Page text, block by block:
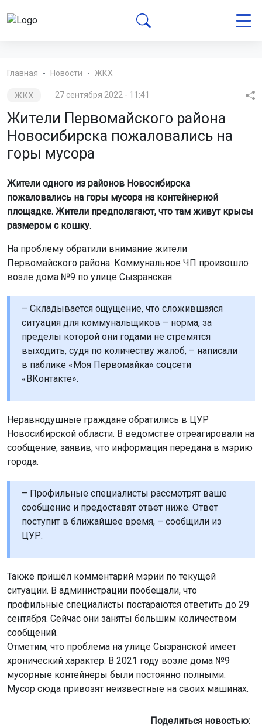
Главная Новости ЖКХ
ЖКХ 27 сентября 2022 - 11:41
Жители Первомайского района
Новосибирска пожаловались на
горы мусора
Жители одного из районов Новосибирска
пожаловались на горы мусора на контейнерной
площадке. Жители предполагают, что там живут крысы
размером с кошку.
На проблему обратили внимание жители
Первомайского района. Коммунальное ЧП произошло
возле дома №9 по улице Сызранская.
– Складывается ощущение, что сложившаяся
ситуация для коммунальщиков – норма, за
пределы которой они годами не стремятся
выходить, судя по количеству жалоб, – написали
в паблике «Моя Первомайка» соцсети
«ВКонтакте».
Неравнодушные граждане обратились в ЦУР
Новосибирской области. В ведомстве отреагировали на
сообщение, заявив, что информация передана в мэрию
города.
– Профильные специалисты рассмотрят ваше
сообщение и предоставят ответ ниже. Ответ
поступит в ближайшее время, – сообщили из
ЦУР.
Также пришёл комментарий мэрии по текущей
ситуации. В администрации пообещали, что
профильные специалисты постараются ответить до 29
сентября. Сейчас они заняты большим количеством
сообщений.
Отметим, что проблема на улице Сызранской имеет
хронический характер. В 2021 году возле дома №9
мусорные контейнеры были постоянно полными.
Мусор сюда привозят неизвестные на своих машинах.
Поделиться новостью: